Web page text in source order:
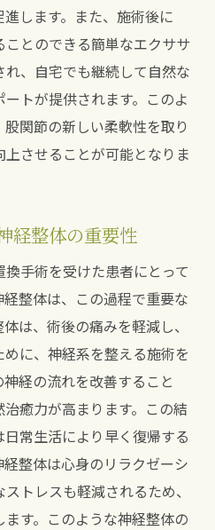
します。また、施術後に
とのできる簡単なエクササ
、自宅でも継続して自然な
トが提供されます。このよ
関節の新しい柔軟性を取り
させることが可能となりま
経整体の重要性
手術を受けた患者にとって
整体は、この過程で重要な
は、術後の痛みを軽減し、
に、神経系を整える施術を
経の流れを改善すること
癒力が高まります。この結
常生活により早く復帰する
整体は心身のリラクゼーシ
トレスも軽減されるため、
す。このような神経整体の